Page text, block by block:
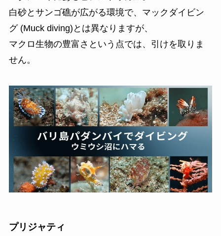
白砂とサンゴ礁が広がる環境で、マックダイビン
グ (Muck diving)とは異なりますが、
マクロ生物の豊富さという点では、引けを取りま
せん。
プリジャティ